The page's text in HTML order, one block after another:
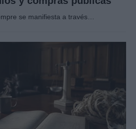
se manifiesta a través…